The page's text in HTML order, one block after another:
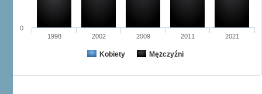
Kobiety Mężczyźni
1998 2002 2009 2011 2021
0